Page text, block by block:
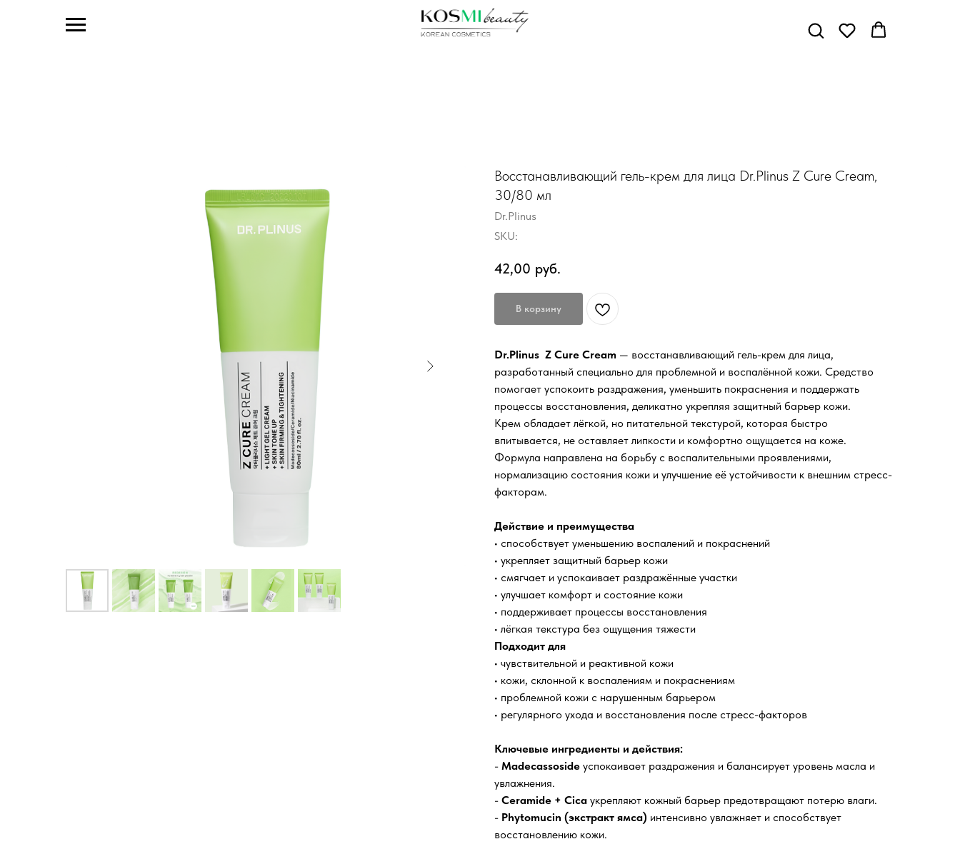
Восстанавливающий гель-крем для лица Dr.Plinus Z Cure Cream,
30/80 мл
Dr.Plinus
SKU:
42,00 руб.
В корзину
Dr.Plinus Z Cure Cream — восстанавливающий гель-крем для лица,
разработанный специально для проблемной и воспалённой кожи. Средство
помогает успокоить раздражения, уменьшить покраснения и поддержать
процессы восстановления, деликатно укрепляя защитный барьер кожи.
Крем обладает лёгкой, но питательной текстурой, которая быстро
впитывается, не оставляет липкости и комфортно ощущается на коже.
Формула направлена на борьбу с воспалительными проявлениями,
нормализацию состояния кожи и улучшение её устойчивости к внешним стресс-
факторам.
Действие и преимущества
• способствует уменьшению воспалений и покраснений
• укрепляет защитный барьер кожи
• смягчает и успокаивает раздражённые участки
• улучшает комфорт и состояние кожи
• поддерживает процессы восстановления
• лёгкая текстура без ощущения тяжести
Подходит для
• чувствительной и реактивной кожи
• кожи, склонной к воспалениям и покраснениям
• проблемной кожи с нарушенным барьером
• регулярного ухода и восстановления после стресс-факторов
Ключевые ингредиенты и действия:
- Madecassoside успокаивает раздражения и балансирует уровень масла и
увлажнения.
- Ceramide + Cica укрепляют кожный барьер предотвращают потерю влаги.
- Phytomucin (экстракт ямса) интенсивно увлажняет и способствует
восстановлению кожи.